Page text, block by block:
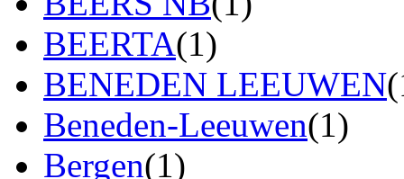
BEERTA(1)
BENEDEN LEEUWEN
Beneden-Leeuwen(1)
Bergen(1)